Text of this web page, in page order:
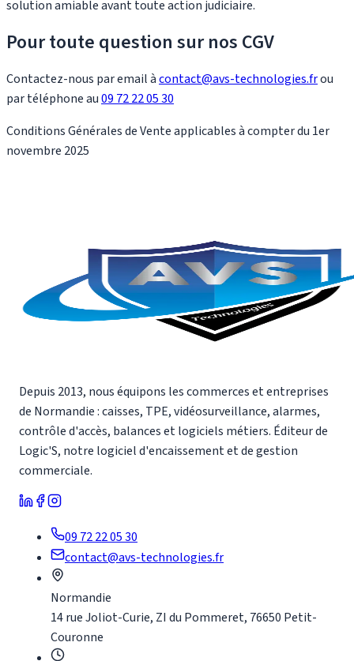
solution amiable avant toute action judiciaire.
Pour toute question sur nos CGV
Contactez-nous par email àcontact@avs-technologies.frou
par téléphone au09 72 22 05 30
Conditions Générales de Vente applicables à compter du 1er
novembre 2025
Depuis 2013, nous équipons les commerces et entreprises
de Normandie : caisses, TPE, vidéosurveillance, alarmes,
contrôle d'accès, balances et logiciels métiers. Éditeur de
Logic'S, notre logiciel d'encaissement et de gestion
commerciale.
09 72 22 05 30
contact@avs-technologies.fr
Normandie
14 rue Joliot-Curie, ZI du Pommeret, 76650 Petit-
Couronne